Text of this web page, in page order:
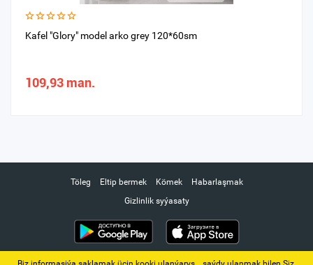
Kafel "Glory" model arko grey 120*60sm
109,93 man.
Töleg Eltip bermek Kömek
Habarlaşmak
Gizlinlik syýasaty